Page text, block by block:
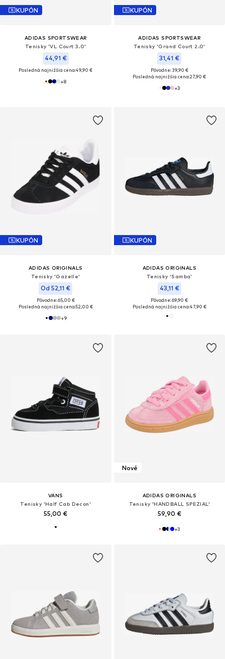
KUPÓN
ADIDAS SPORTSWEAR
Tenisky 'VL Court 3.0'
44,91 €
Posledná najnižšia cena:49,90 €
+8
KUPÓN
ADIDAS SPORTSWEAR
Tenisky 'Grand Court 2.0'
31,41 €
Pôvodne: 39,90 €
Posledná najnižšia cena:27,90 €
+3
KUPÓN
ADIDAS ORIGINALS
Tenisky 'Gazelle'
Od 52,11 €
Pôvodne: 65,00 €
Posledná najnižšia cena:52,00 €
+9
KUPÓN
ADIDAS ORIGINALS
Tenisky 'Samba'
43,11 €
Pôvodne: 69,90 €
Posledná najnižšia cena:47,90 €
VANS
Tenisky 'Half Cab Decon'
55,00 €
Nové
ADIDAS ORIGINALS
Tenisky 'HANDBALL SPEZIAL'
59,90 €
+3